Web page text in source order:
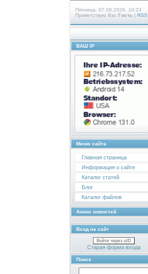
Пятница, 07.08.2026, 10:23
Приветствую Вас Гость | RSS
ВАШ IP
Меню сайта
Главная страница
Информация о сайте
Каталог статей
Блог
Каталог файлов
Анонс новостей
Вход на сайт
Войти через uID
Старая форма входа
Поиск